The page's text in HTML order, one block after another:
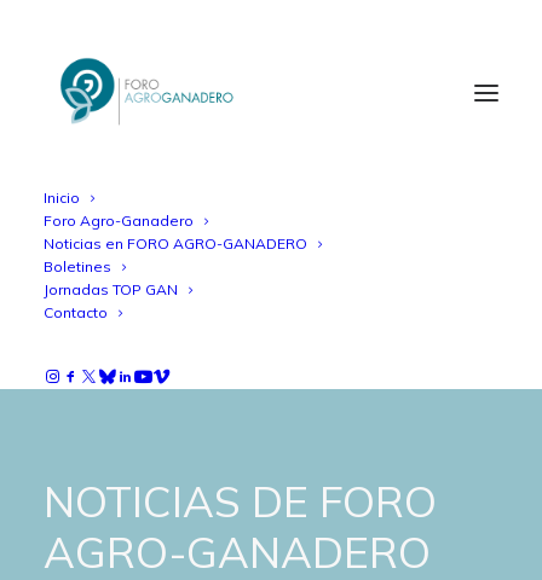
Inicio
Foro Agro-Ganadero
Noticias en FORO AGRO-GANADERO
Boletines
Jornadas TOP GAN
Contacto
NOTICIAS DE FORO
AGRO-GANADERO